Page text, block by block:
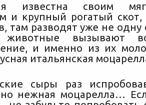
известна своим
и крупный рогатый
там разводят уже не одну
животные вызывают
и именно из их
итальянская
сыры раз
но нежная моцарелла…